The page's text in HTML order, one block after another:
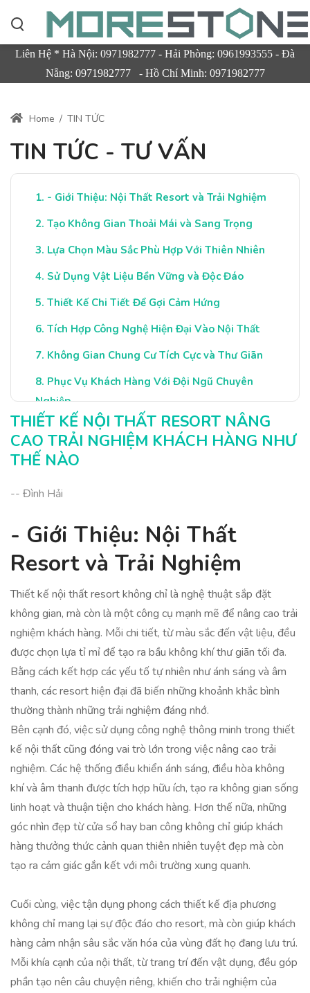
Liên Hệ * Hà Nội: 0971982777 - Hải Phòng: 0961993555 - Đà
Nẵng: 0971982777 - Hồ Chí Minh: 0971982777
Home / TIN TỨC
TIN TỨC - TƯ VẤN
- Giới Thiệu: Nội Thất Resort và Trải Nghiệm
Tạo Không Gian Thoải Mái và Sang Trọng
Lựa Chọn Màu Sắc Phù Hợp Với Thiên Nhiên
Sử Dụng Vật Liệu Bền Vững và Độc Đáo
Thiết Kế Chi Tiết Để Gợi Cảm Hứng
Tích Hợp Công Nghệ Hiện Đại Vào Nội Thất
Không Gian Chung Cư Tích Cực và Thư Giãn
Phục Vụ Khách Hàng Với Đội Ngũ Chuyên
Nghiệp
Kết Luận: Nâng Cao Trải Nghiệm Khách Hàng
THIẾT KẾ NỘI THẤT RESORT NÂNG
CAO TRẢI NGHIỆM KHÁCH HÀNG NHƯ
THẾ NÀO
-- Đình Hải
- Giới Thiệu: Nội Thất
Resort và Trải Nghiệm
Thiết kế nội thất resort không chỉ là nghệ thuật sắp đặt
không gian, mà còn là một công cụ mạnh mẽ để nâng cao trải
nghiệm khách hàng. Mỗi chi tiết, từ màu sắc đến vật liệu, đều
được chọn lựa tỉ mỉ để tạo ra bầu không khí thư giãn tối đa.
Bằng cách kết hợp các yếu tố tự nhiên như ánh sáng và âm
thanh, các resort hiện đại đã biến những khoảnh khắc bình
thường thành những trải nghiệm đáng nhớ.
Bên cạnh đó, việc sử dụng công nghệ thông minh trong thiết
kế nội thất cũng đóng vai trò lớn trong việc nâng cao trải
nghiệm. Các hệ thống điều khiển ánh sáng, điều hòa không
khí và âm thanh được tích hợp hữu ích, tạo ra không gian sống
linh hoạt và thuận tiện cho khách hàng. Hơn thế nữa, những
góc nhìn đẹp từ cửa sổ hay ban công không chỉ giúp khách
hàng thưởng thức cảnh quan thiên nhiên tuyệt đẹp mà còn
tạo ra cảm giác gắn kết với môi trường xung quanh.
Cuối cùng, việc tận dụng phong cách thiết kế địa phương
không chỉ mang lại sự độc đáo cho resort, mà còn giúp khách
hàng cảm nhận sâu sắc văn hóa của vùng đất họ đang lưu trú.
Mỗi khía cạnh của nội thất, từ trang trí đến vật dụng, đều góp
phần tạo nên câu chuyện riêng, khiến cho trải nghiệm của